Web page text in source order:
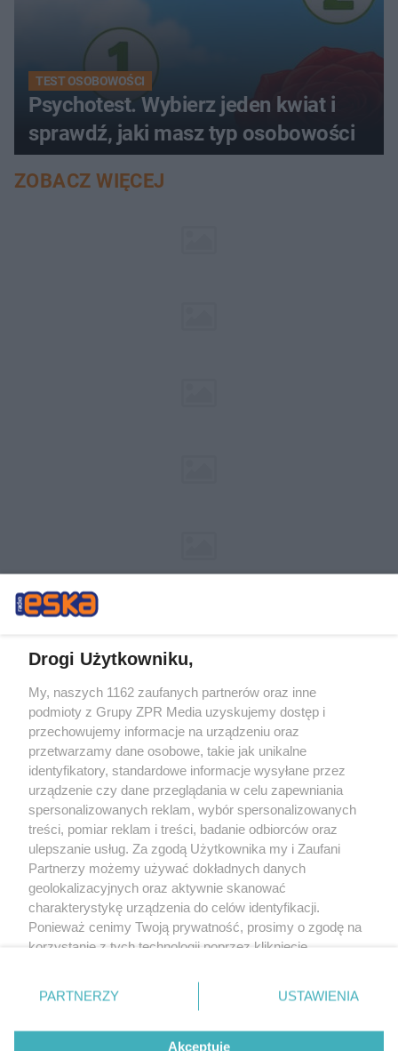
TEST OSOBOWOŚCI
Psychotest. Wybierz jeden kwiat i
sprawdź, jaki masz typ osobowości
ZOBACZ WIĘCEJ
Żaden utwór zamieszczony w serwisie nie może być powielany i
rozpowszechniany lub dalej rozpowszechniany w jakikolwiek sposób (w
tym także elektroniczny lub mechaniczny) na jakimkolwiek polu
eksploatacji w jakiejkolwiek formie, włącznie z umieszczaniem w Internecie
bez pisemnej zgody właściciela praw. Jakiekolwiek użycie lub
wykorzystanie utworów w całości lub w części z naruszeniem prawa, tzn.
bez właściwej zgody, jest zabronione pod groźbą kary i może być ścigane
prawnie.
O nas
Drogi Użytkowniku,
My, naszych 1162 zaufanych partnerów oraz inne
podmioty z Grupy ZPR Media uzyskujemy dostęp i
przechowujemy informacje na urządzeniu oraz
przetwarzamy dane osobowe, takie jak unikalne
identyfikatory, standardowe informacje wysyłane przez
urządzenie czy dane przeglądania w celu zapewniania
spersonalizowanych reklam, wybór spersonalizowanych
treści, pomiar reklam i treści, badanie odbiorców oraz
ulepszanie usług. Za zgodą Użytkownika my i Zaufani
Partnerzy możemy używać dokładnych danych
geolokalizacyjnych oraz aktywnie skanować
charakterystykę urządzenia do celów identyfikacji.
Ponieważ cenimy Twoją prywatność, prosimy o zgodę na
korzystanie z tych technologii poprzez kliknięcie
zmienić/wycofać klikając przycisk ustawień prywatności
znajdujący się w lewym dolnym rogu strony
rodzaje przetwarzania danych nie wymagają zgody
użytkownika, ale masz prawo sprzeciwić się takiemu
PARTNERZY USTAWIENIA
Akceptuję